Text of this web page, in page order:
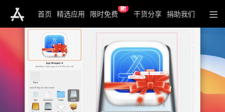
首页 精选应用 限时免费
新
干货分享 捐助我们